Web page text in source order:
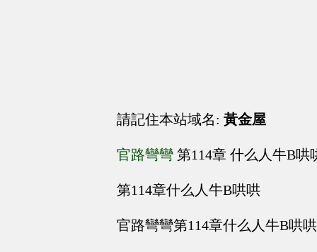
請記住本站域名: 黃金屋
官路彎彎 第114章 什么人牛B哄
第114章什么人牛B哄哄
官路彎彎第114章什么人牛B哄哄